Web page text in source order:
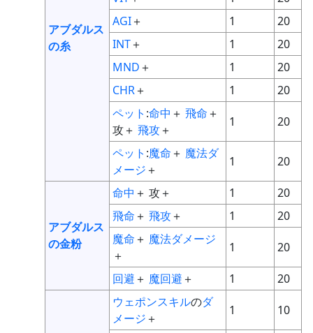
アブダルス
の糸
AGI＋ 1
20
INT＋ 1
20
MND ＋ 1
20
CHR＋ 1
20
ペット :命中 ＋ 飛命 ＋
攻＋ 飛攻＋
1 20
ペット :魔命 ＋ 魔法ダ
メージ ＋
1 20
アブダルス
の金粉
命中 ＋ 攻＋ 1
20
飛命 ＋ 飛攻＋ 1
20
魔命 ＋ 魔法ダメージ
＋
1 20
回避 ＋ 魔回避 ＋ 1 20
ウェポンスキルのダ
メージ ＋
1 10